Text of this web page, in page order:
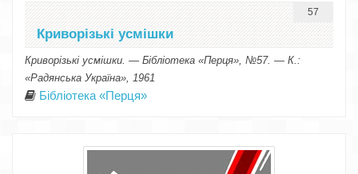
Криворізькі усмішки
57
Криворізькі усмішки. — Бібліотека «Перця», №57. — К.:
«Радянська Україна», 1961
Бібліотека «Перця»